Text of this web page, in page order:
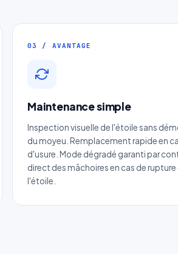
03 / AVANTAGE
Maintenance simple
Inspection visuelle de l'étoile sans
du moyeu. Remplacement rapide en
d'usure. Mode dégradé garanti par
direct des mâchoires en cas de rupture
l'étoile.